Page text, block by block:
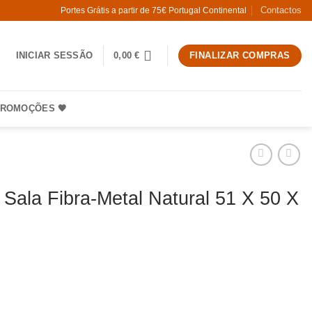
Portes Grátis a partir de 75€ Portugal Continental Contactos
INICIAR SESSÃO 0,00€ FINALIZAR COMPRAS
🧡
Fibra-Metal Natural 51 X 50 X